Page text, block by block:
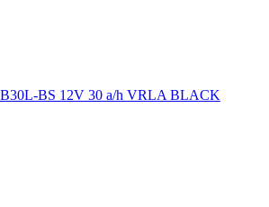
BS 12V 30 a/h VRLA BLACK